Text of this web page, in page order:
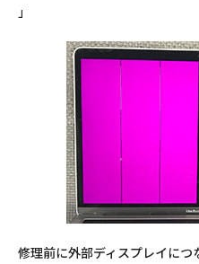
」
修理前に外部ディスプレイにつ